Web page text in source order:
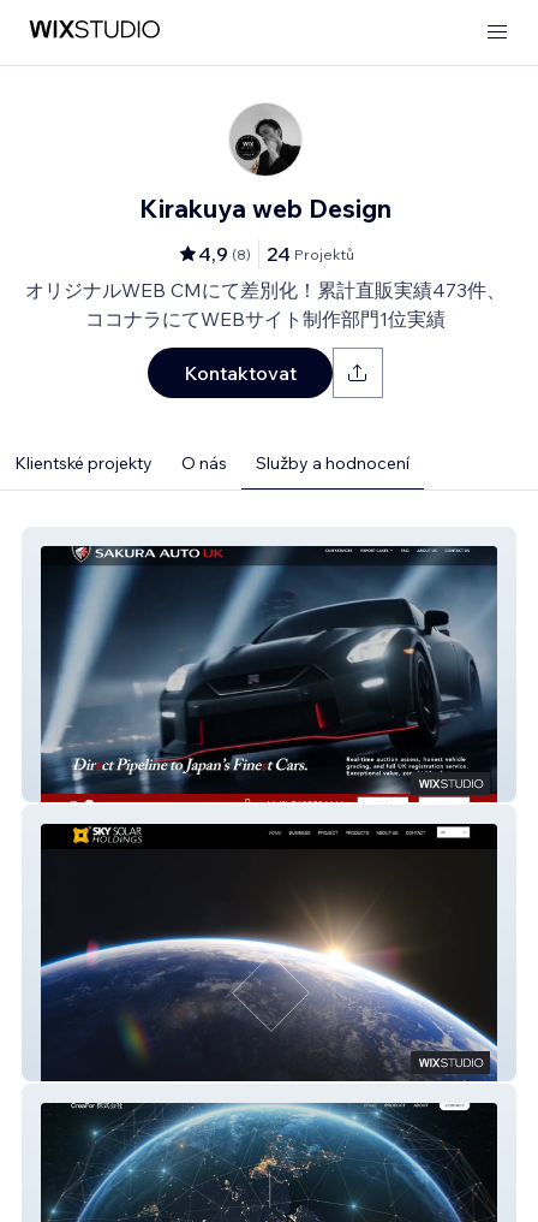
Kirakuya web Design
4,9 (8) 24 Projektů
オリジナルWEB CMにて差別化！累計直販実績473件、
ココナラにてWEBサイト制作部門1位実績
Kontaktovat
Klientské projekty O nás Služby a hodnocení
Sakura Auto UK
Sky Solar Holdings